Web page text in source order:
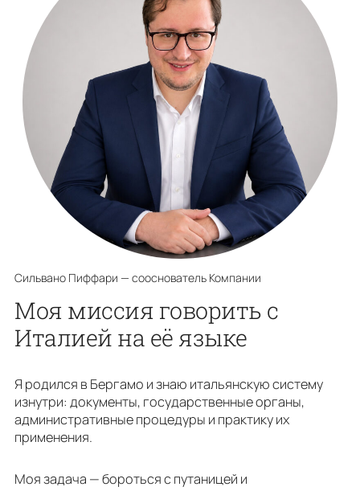
Сильвано Пиффари — сооснователь Компании
Моя миссия говорить с
Италией на её языке
Я родился в Бергамо и знаю итальянскую систему
изнутри: документы, государственные органы,
административные процедуры и практику их
применения.
Моя задача — бороться с путаницей и